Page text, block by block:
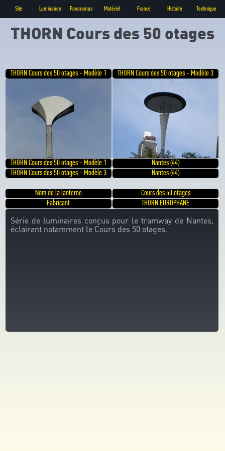
Site Luminaires Panoramas Matériel France Histoire Technique
THORN Cours des 50 otages
THORN Cours des 50 otages - Modèle 1 THORN Cours des 50 otages - Modèle 3
THORN Cours des 50 otages - Modèle 1
Nantes (44)
THORN Cours des 50 otages - Modèle 3
Nantes (44)
Nom de la lanterne
Cours des 50 otages
Fabricant
THORN EUROPHANE
Série de luminaires conçus pour le tramway de Nantes,
éclairant notamment le Cours des 50 otages.